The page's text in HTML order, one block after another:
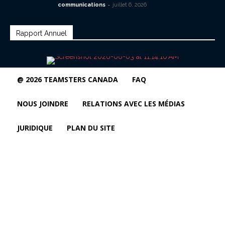
communications - juillet 6, 2026
Rapport Annuel
@ 2026 TEAMSTERS CANADA FAQ
NOUS JOINDRE RELATIONS AVEC LES MÉDIAS
JURIDIQUE PLAN DU SITE